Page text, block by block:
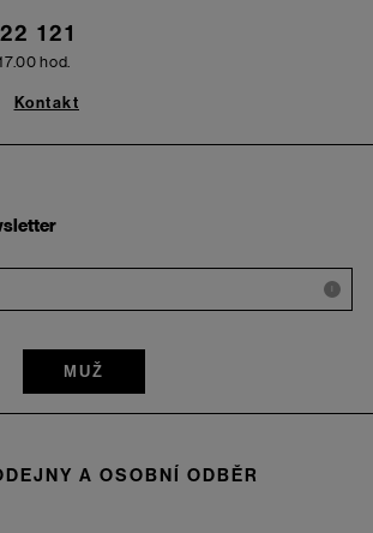
121
hod.
Kontakt
i
MUŽ
A OSOBNÍ ODBĚR